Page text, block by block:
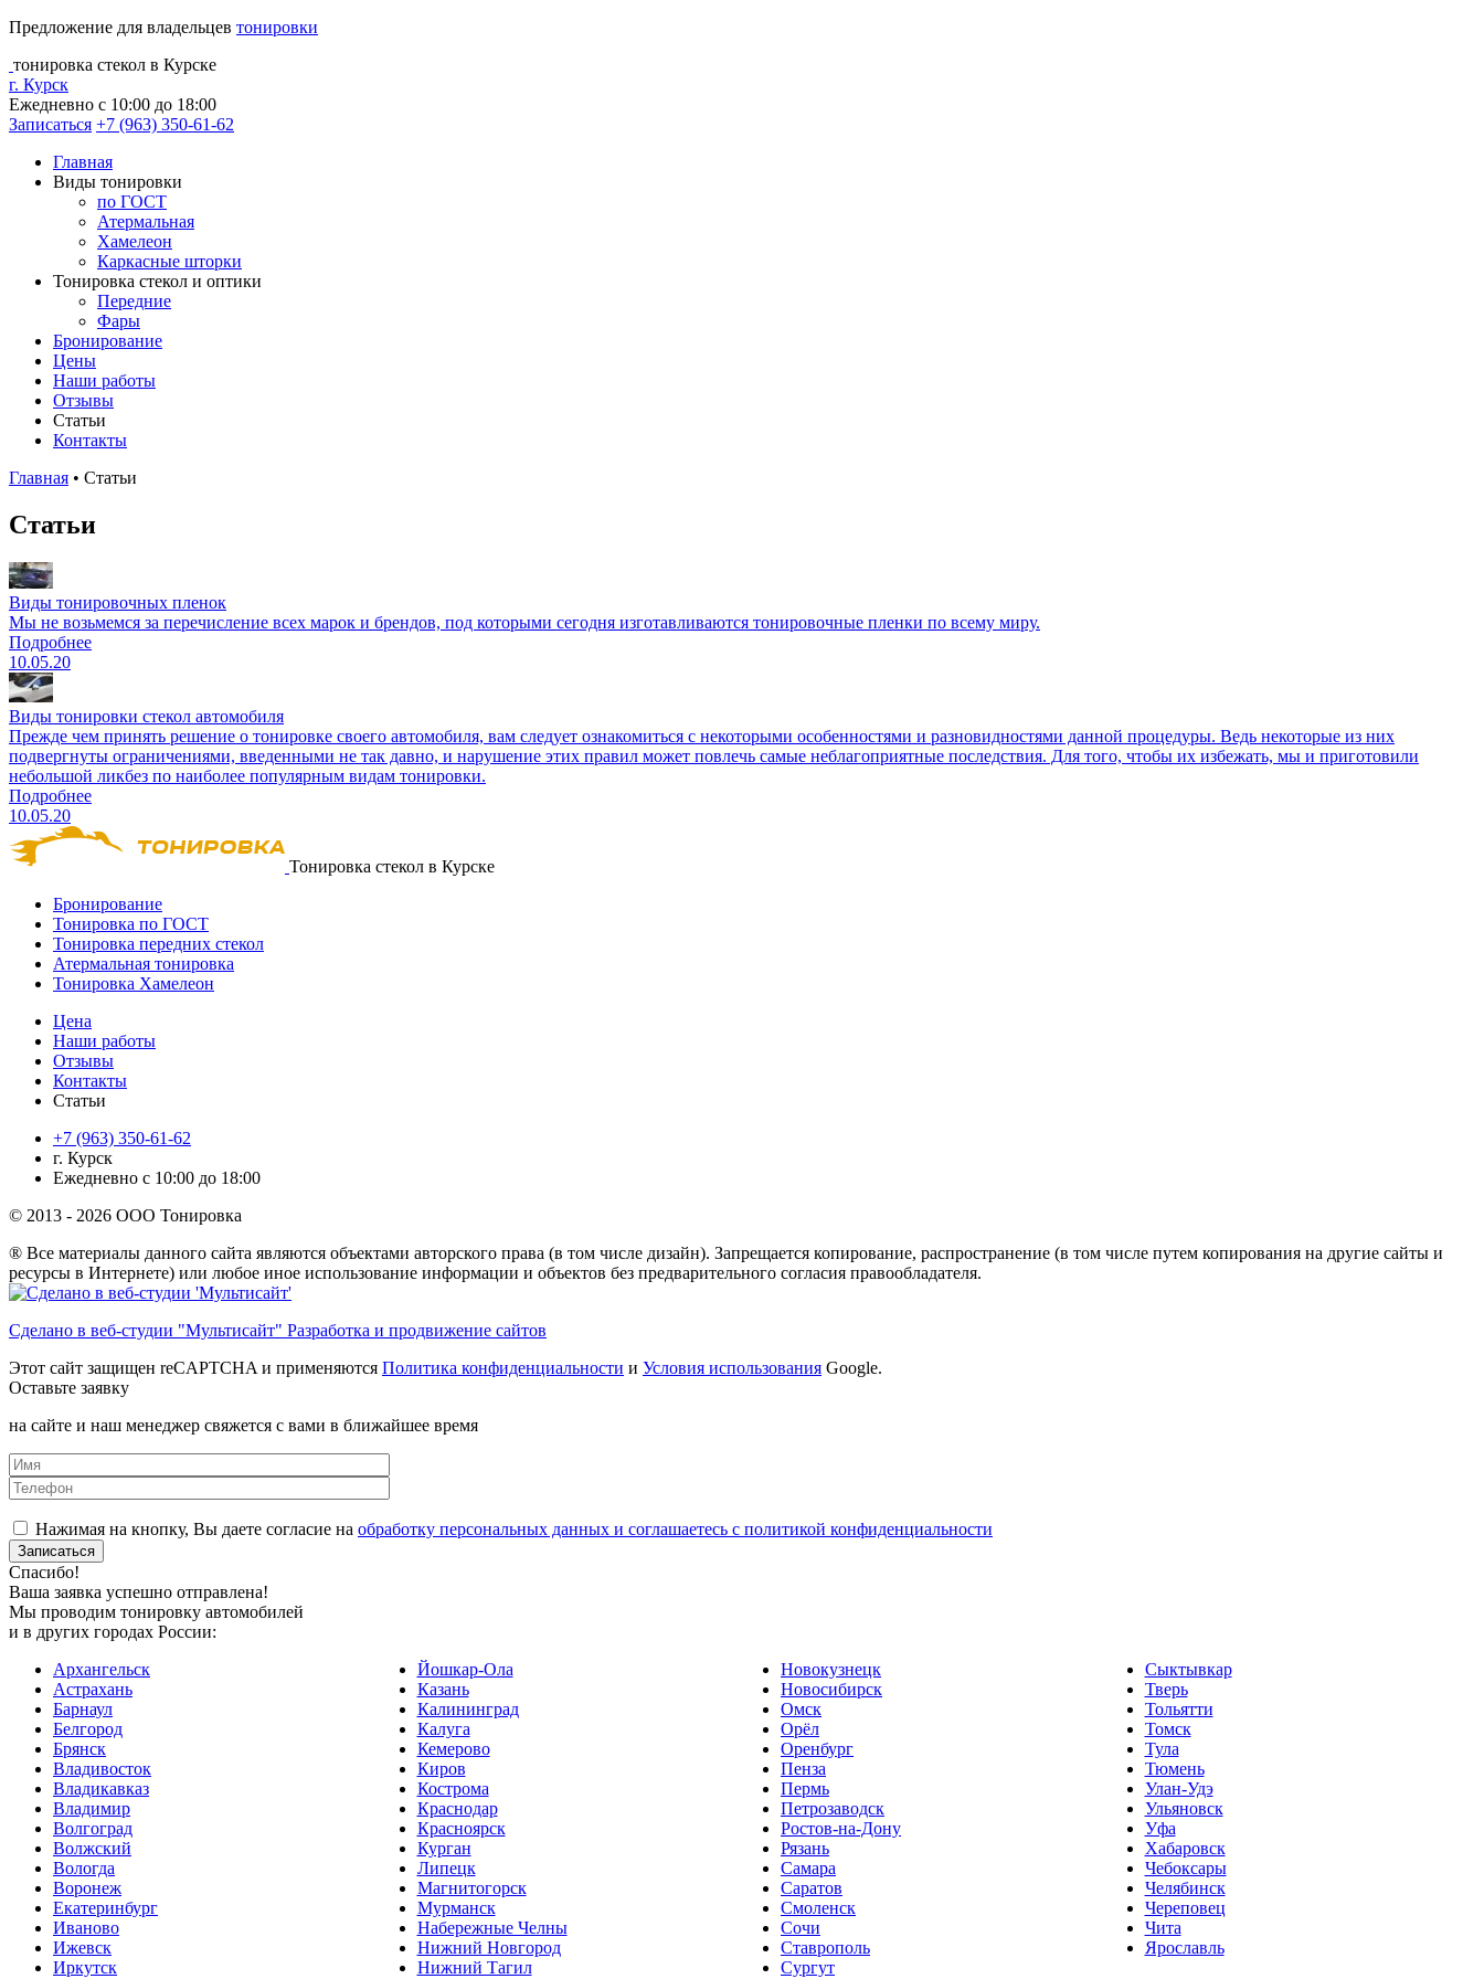
Предложение для владельцев тонировки
тонировка стекол в Курске
г. Курск
Ежедневно с 10:00 до 18:00
Записаться +7 (963) 350-61-62
Главная
Виды тонировки
по ГОСТ
Атермальная
Хамелеон
Каркасные шторки
Тонировка стекол и оптики
Передние
Фары
Бронирование
Цены
Наши работы
Отзывы
Статьи
Контакты
Главная • Статьи
Статьи
Виды тонировочных пленок
Мы не возьмемся за перечисление всех марок и брендов, под которыми сегодня изготавливаются тонировочные пленки по всему миру.
Подробнее
10.05.20
Виды тонировки стекол автомобиля
Прежде чем принять решение о тонировке своего автомобиля, вам следует ознакомиться с некоторыми особенностями и разновидностями данной процедуры. Ведь некоторые из них
подвергнуты ограничениями, введенными не так давно, и нарушение этих правил может повлечь самые неблагоприятные последствия. Для того, чтобы их избежать, мы и приготовили
небольшой ликбез по наиболее популярным видам тонировки.
Подробнее
10.05.20
Тонировка стекол в Курске
Бронирование
Тонировка по ГОСТ
Тонировка передних стекол
Атермальная тонировка
Тонировка Хамелеон
Цена
Наши работы
Отзывы
Контакты
Статьи
+7 (963) 350-61-62
г. Курск
Ежедневно с 10:00 до 18:00
© 2013 - 2026 ООО Тонировка
® Все материалы данного сайта являются объектами авторского права (в том числе дизайн). Запрещается копирование, распространение (в том числе путем копирования на другие сайты и
ресурсы в Интернете) или любое иное использование информации и объектов без предварительного согласия правообладателя.
Сделано в веб-студии "Мультисайт" Разработка и продвижение сайтов
Этот сайт защищен reCAPTCHA и применяются Политика конфиденциальности и Условия использования Google.
Оставьте заявку
на сайте и наш менеджер свяжется с вами в ближайшее время
Нажимая на кнопку, Вы даете согласие на обработку персональных данных и соглашаетесь с политикой конфиденциальности
Спасибо!
Ваша заявка успешно отправлена!
Мы проводим тонировку автомобилей
и в других городах России:
Архангельск
Астрахань
Барнаул
Белгород
Брянск
Владивосток
Владикавказ
Владимир
Волгоград
Волжский
Вологда
Воронеж
Екатеринбург
Иваново
Ижевск
Иркутск
Йошкар-Ола
Казань
Калининград
Калуга
Кемерово
Киров
Кострома
Краснодар
Красноярск
Курган
Липецк
Магнитогорск
Мурманск
Набережные Челны
Нижний Новгород
Нижний Тагил
Новокузнецк
Новосибирск
Омск
Орёл
Оренбург
Пенза
Пермь
Петрозаводск
Ростов-на-Дону
Рязань
Самара
Саратов
Смоленск
Сочи
Ставрополь
Сургут
Сыктывкар
Тверь
Тольятти
Томск
Тула
Тюмень
Улан-Удэ
Ульяновск
Уфа
Хабаровск
Чебоксары
Челябинск
Череповец
Чита
Ярославль